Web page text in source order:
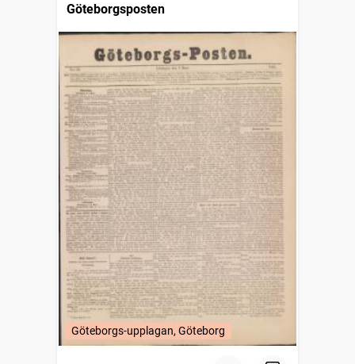
Göteborgsposten
Göteborgs-upplagan, Göteborg